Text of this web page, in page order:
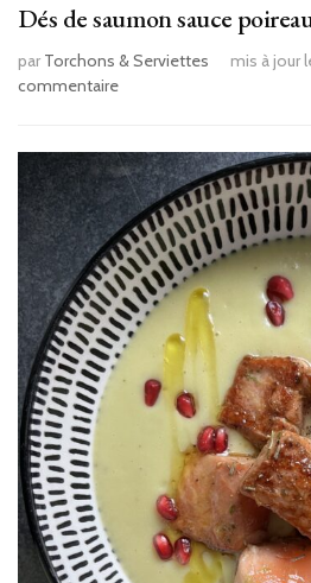
Dés de saumon sauce
par Torchons & Serviettes mis à jour
commentairesur
saumon
sauce
poireaux
pommes
de
terre